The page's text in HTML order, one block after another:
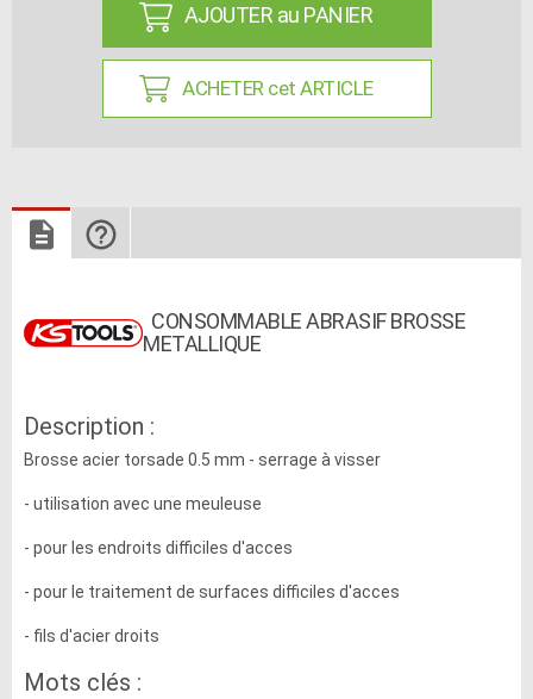
AJOUTER au PANIER
ACHETER cet ARTICLE
CONSOMMABLE ABRASIF BROSSE
METALLIQUE
Description :
Brosse acier torsade 0.5 mm - serrage à visser
- utilisation avec une meuleuse
- pour les endroits difficiles d'acces
- pour le traitement de surfaces difficiles d'acces
- fils d'acier droits
Mots clés :